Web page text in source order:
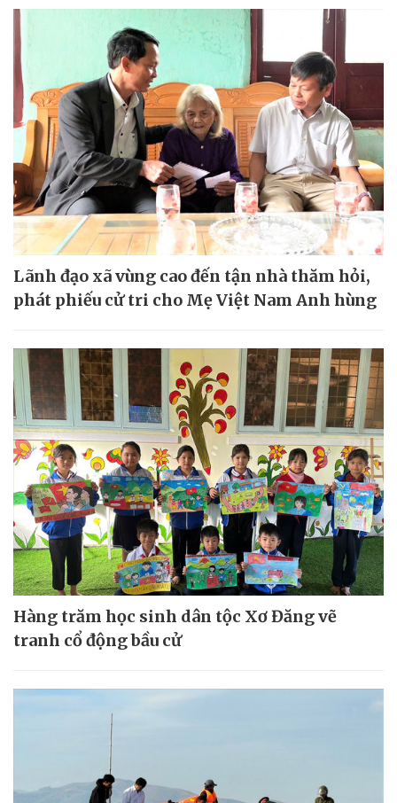
Lãnh đạo xã vùng cao đến tận nhà thăm hỏi,
phát phiếu cử tri cho Mẹ Việt Nam Anh hùng
Hàng trăm học sinh dân tộc Xơ Đăng vẽ
tranh cổ động bầu cử